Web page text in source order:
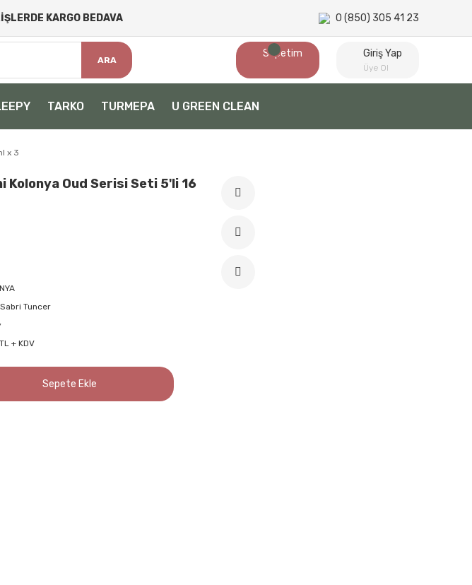
KARGO BEDAVA 0 (850) 305 41 23
ARA
Sepetim Giriş Yap
Üye Ol
TARKO TURMEPA U GREEN CLEAN
x 3
Kolonya Oud Serisi Seti 5'li 16
Tuncer
+ KDV
Sepete Ekle